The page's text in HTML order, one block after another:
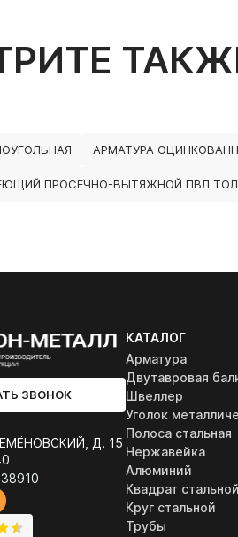
АРМАТУРА
ПРОСЕЧНО-ВЫТЯЖНОЙ ПВЛ
ЗВОНОК
Д. 15
КАТАЛОГ
Арматура
Двутавровая
Швеллер
Уголок
Полоса стальная
Нержавейка
Алюминий
Квадрат стальной
Круг стальной
Трубы